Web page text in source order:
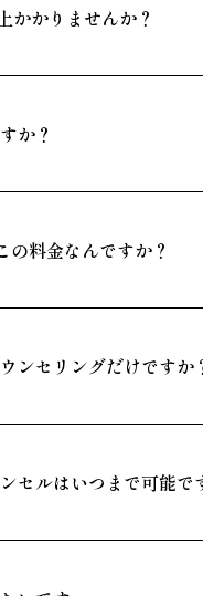
かかりませんか？
か？
料金なんですか？
ンセリングだけですか
セルはいつまで可能で